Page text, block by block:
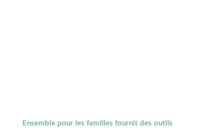
Ensemble pour les familles fournit des outils